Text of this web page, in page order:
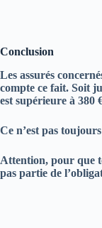
Conclusion
Les assurés
compte ce fait. Soit
est supérieure à
Ce n’est pas
Attention, pour que
pas partie de